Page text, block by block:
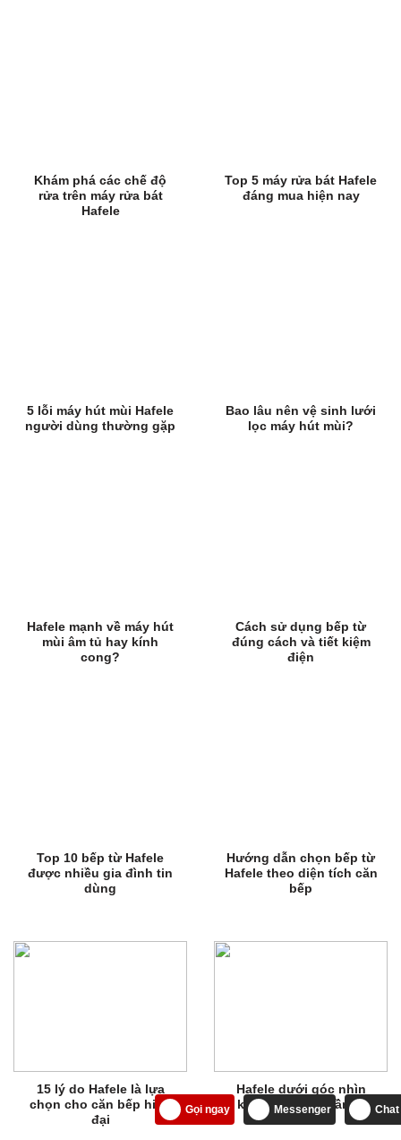
Khám phá các chế độ
rửa trên máy rửa bát
Hafele
Top 5 máy rửa bát Hafele
đáng mua hiện nay
5 lỗi máy hút mùi Hafele
người dùng thường gặp
Bao lâu nên vệ sinh lưới
lọc máy hút mùi?
Hafele mạnh về máy hút
mùi âm tủ hay kính
cong?
Cách sử dụng bếp từ
đúng cách và tiết kiệm
điện
Top 10 bếp từ Hafele
được nhiều gia đình tin
dùng
Hướng dẫn chọn bếp từ
Hafele theo diện tích căn
bếp
15 lý do Hafele là lựa
chọn cho căn bếp hiện
đại
Hafele dưới góc nhìn
kiến trúc sư (Phần 1)
Gọi ngay Messenger